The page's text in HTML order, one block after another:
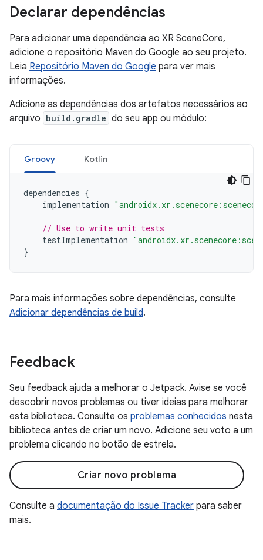
Declarar dependências
Para adicionar uma dependência ao XR SceneCore,
adicione o repositório Maven do Google ao seu projeto.
Leia Repositório Maven do Google para ver mais
informações.
Adicione as dependências dos artefatos necessários ao
arquivo build.gradle do seu app ou módulo:
Groovy Kotlin
dependencies {
implementation
// Use to write unit tests
testImplementation
}
Para mais informações sobre dependências, consulte
Adicionar dependências de build.
Feedback
Seu feedback ajuda a melhorar o Jetpack. Avise se você
descobrir novos problemas ou tiver ideias para melhorar
esta biblioteca. Consulte os problemas conhecidos nesta
biblioteca antes de criar um novo. Adicione seu voto a um
problema clicando no botão de estrela.
Criar novo problema
Consulte a documentação do Issue Tracker para saber
mais.